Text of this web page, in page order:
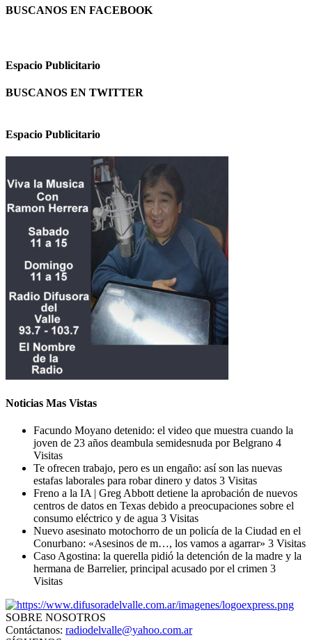
BUSCANOS EN FACEBOOK
Espacio Publicitario
BUSCANOS EN TWITTER
Espacio Publicitario
Noticias Mas Vistas
Facundo Moyano detenido: el video que muestra cuando la
joven de 23 años deambula semidesnuda por Belgrano 4
Visitas
Te ofrecen trabajo, pero es un engaño: así son las nuevas
estafas laborales para robar dinero y datos 3 Visitas
Freno a la IA | Greg Abbott detiene la aprobación de nuevos
centros de datos en Texas debido a preocupaciones sobre el
consumo eléctrico y de agua 3 Visitas
Nuevo asesinato motochorro de un policía de la Ciudad en el
Conurbano: «Asesinos de m…, los vamos a agarrar» 3 Visitas
Caso Agostina: la querella pidió la detención de la madre y la
hermana de Barrelier, principal acusado por el crimen 3
Visitas
SOBRE NOSOTROS
Contáctanos: radiodelvalle@yahoo.com.ar